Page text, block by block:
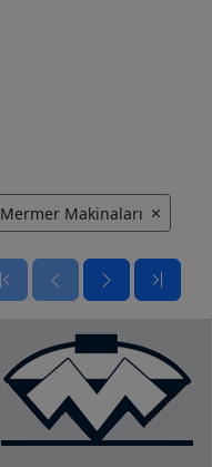
Mermer Makinaları